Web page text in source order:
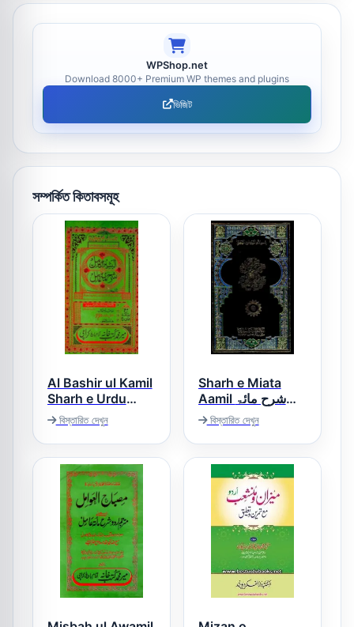
WPShop.net
Download 8000+ Premium WP themes and plugins
ভিজিট
সম্পর্কিত কিতাবসমূহ
Al Bashir ul Kamil
Sharh e Urdu
Sharh Miata
Aamil البشیر الکامل
اردو شرح مائۃ عامل
বিস্তারিত দেখুন
Sharh e Miata
Aamil شرح مائۃ
عامل
বিস্তারিত দেখুন